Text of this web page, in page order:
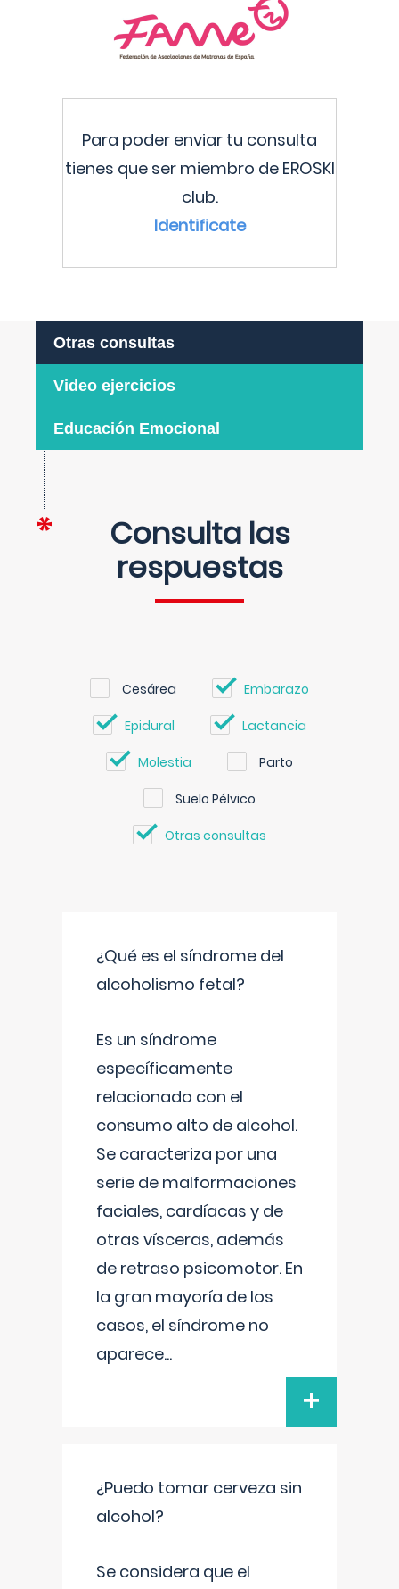
Para poder enviar tu consulta
tienes que ser miembro de EROSKI
club.
Identificate
Otras consultas
Video ejercicios
Educación Emocional
Consulta las
respuestas
Cesárea Embarazo
Epidural Lactancia
Molestia Parto
Suelo Pélvico
Otras consultas
¿Qué es el síndrome del
alcoholismo fetal?
Es un síndrome
específicamente
relacionado con el
consumo alto de alcohol.
Se caracteriza por una
serie de malformaciones
faciales, cardíacas y de
otras vísceras, además
de retraso psicomotor. En
la gran mayoría de los
casos, el síndrome no
aparece...
+
¿Puedo tomar cerveza sin
alcohol?
Se considera que el